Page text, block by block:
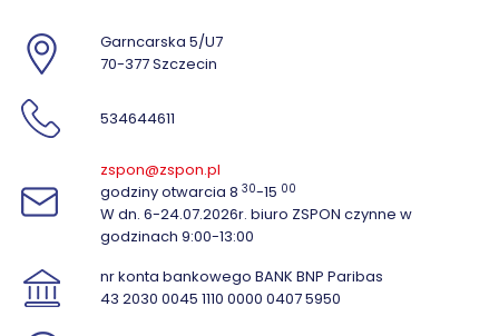
Garncarska 5/U7
70-377 Szczecin
534644611
zspon@zspon.pl
godziny otwarcia 8 30-15 00
W dn. 6-24.07.2026r. biuro ZSPON czynne w
godzinach 9:00-13:00
nr konta bankowego BANK BNP Paribas
43 2030 0045 1110 0000 0407 5950